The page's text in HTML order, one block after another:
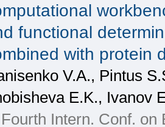
functional
with protein
V.A., Pintus
E.K., Ivanov
Intern. Conf.